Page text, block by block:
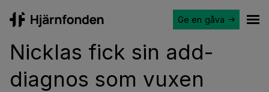
Ge en gåva
Nicklas fick sin add-
diagnos som vuxen